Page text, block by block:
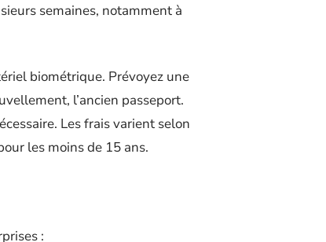
semaines, notamment à
biométrique. Prévoyez une
l’ancien passeport.
Les frais varient selon
les moins de 15 ans.
: